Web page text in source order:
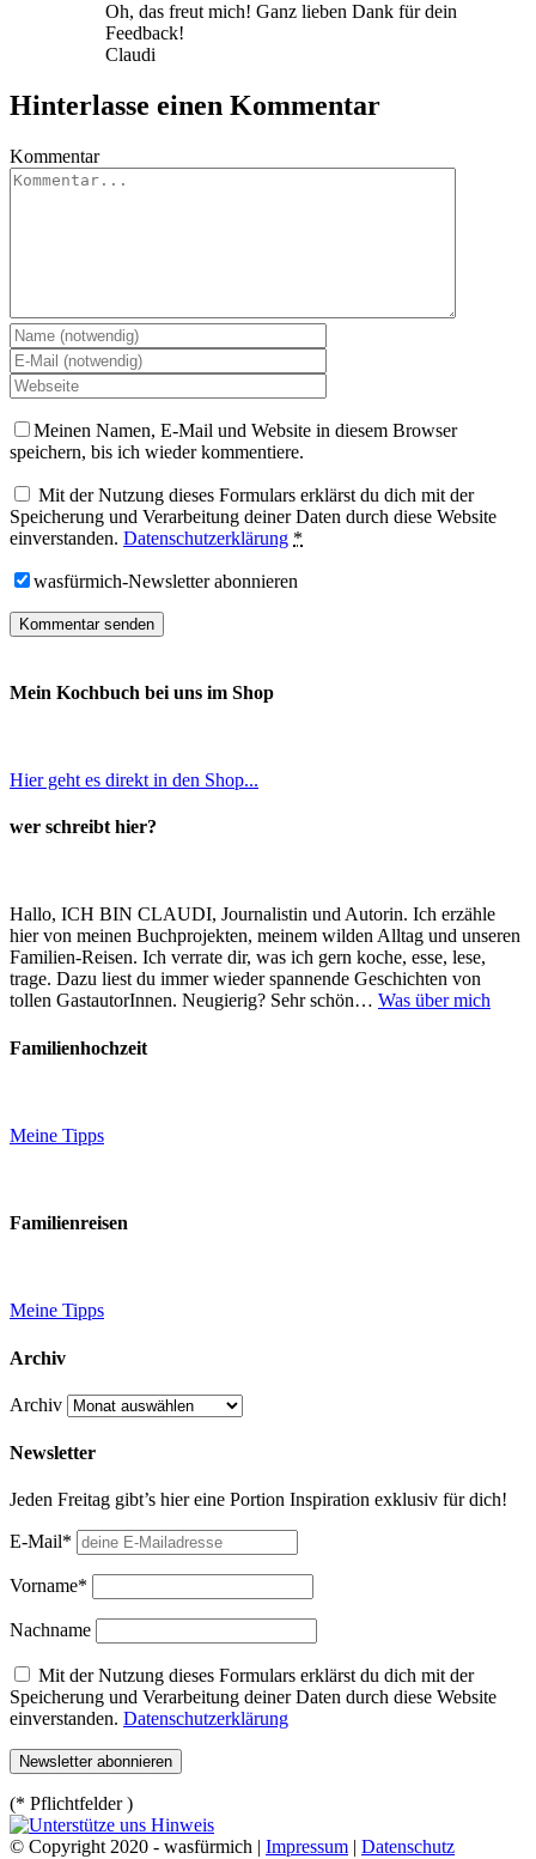
Oh, das freut mich! Ganz lieben Dank für dein
Feedback!
Claudi
Hinterlasse einen Kommentar
Kommentar
Meinen Namen, E-Mail und Website in diesem Browser
speichern, bis ich wieder kommentiere.
Mit der Nutzung dieses Formulars erklärst du dich mit der
Speicherung und Verarbeitung deiner Daten durch diese Website
einverstanden. Datenschutzerklärung *
wasfürmich-Newsletter abonnieren
Mein Kochbuch bei uns im Shop
Hier geht es direkt in den Shop...
wer schreibt hier?
Hallo, ICH BIN CLAUDI, Journalistin und Autorin. Ich erzähle
hier von meinen Buchprojekten, meinem wilden Alltag und unseren
Familien-Reisen. Ich verrate dir, was ich gern koche, esse, lese,
trage. Dazu liest du immer wieder spannende Geschichten von
tollen GastautorInnen. Neugierig? Sehr schön… Was über mich
Familienhochzeit
Meine Tipps
Familienreisen
Meine Tipps
Archiv
Archiv
Newsletter
Jeden Freitag gibt’s hier eine Portion Inspiration exklusiv für dich!
E-Mail*
Vorname*
Nachname
Mit der Nutzung dieses Formulars erklärst du dich mit der
Speicherung und Verarbeitung deiner Daten durch diese Website
einverstanden. Datenschutzerklärung
(* Pflichtfelder )
© Copyright 2020 - wasfürmich | Impressum | Datenschutz